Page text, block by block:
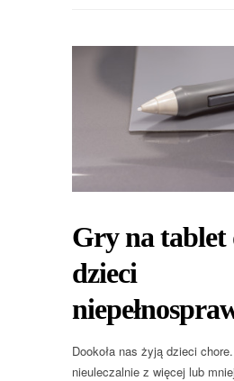
Gry na tablet
dzieci
Dookoła nas żyją dzieci
nieuleczalnie z więcej lub mniej